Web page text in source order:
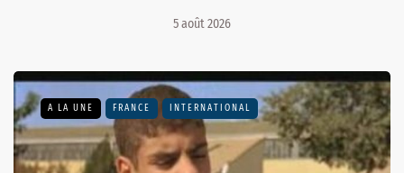
5 août 2026
A LA UNE FRANCE INTERNATIONAL